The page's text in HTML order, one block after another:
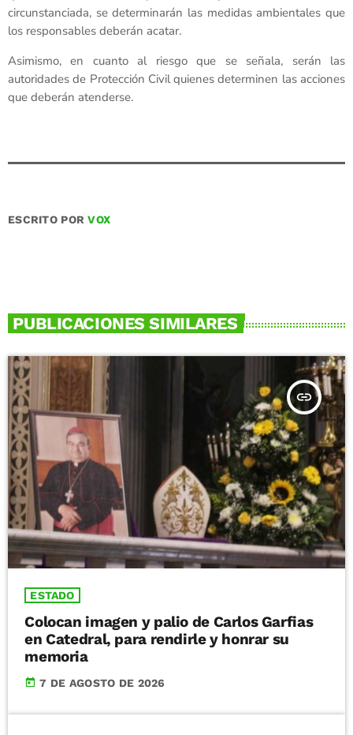
circunstanciada, se determinarán las medidas ambientales que
los responsables deberán acatar.
Asimismo, en cuanto al riesgo que se señala, serán las
autoridades de Protección Civil quienes determinen las acciones
que deberán atenderse.
ESCRITO PORVOX
PUBLICACIONES SIMILARES
insert_link
ESTADO
Colocan imagen y palio de Carlos Garfias
en Catedral, para rendirle y honrar su
memoria
today 7 DE AGOSTO DE 2026